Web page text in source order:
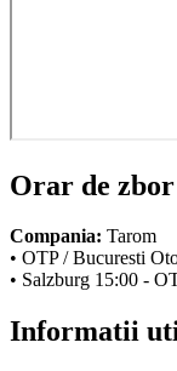
Orar de zbor
Compania: Tarom
• OTP / Bucuresti
• Salzburg 15:00 -
Informatii